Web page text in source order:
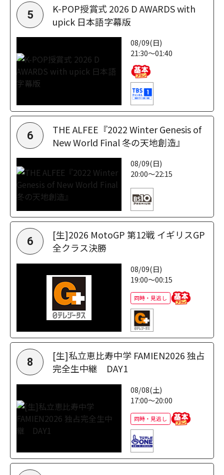
5
K-POP授賞式 2026 D AWARDS with
upick 日本語字幕版
08/09(日)
21:30～01:40
6
THE ALFEE『2022 Winter Genesis of
New World Final 冬の天地創造』
08/09(日)
20:00～22:15
6
[生]2026 MotoGP 第12戦 イギリスGP
全クラス決勝
08/09(日)
19:00～00:15
同時・見逃し
8
[生]私立恵比寿中学 FAMIEN2026 独占
完全生中継 DAY1
08/08(土)
17:00～20:00
同時・見逃し